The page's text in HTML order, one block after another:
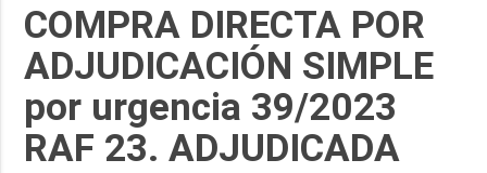
COMPRA DIRECTA POR
ADJUDICACIÓN SIMPLE
por urgencia 39/2023
RAF 23. ADJUDICADA